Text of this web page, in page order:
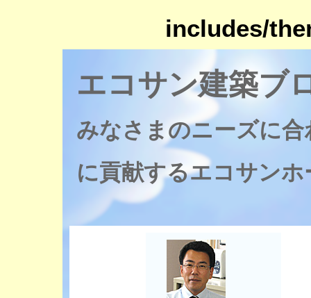
includes/
エコサン建築ブ
みなさまのニーズに
に貢献するエコサン